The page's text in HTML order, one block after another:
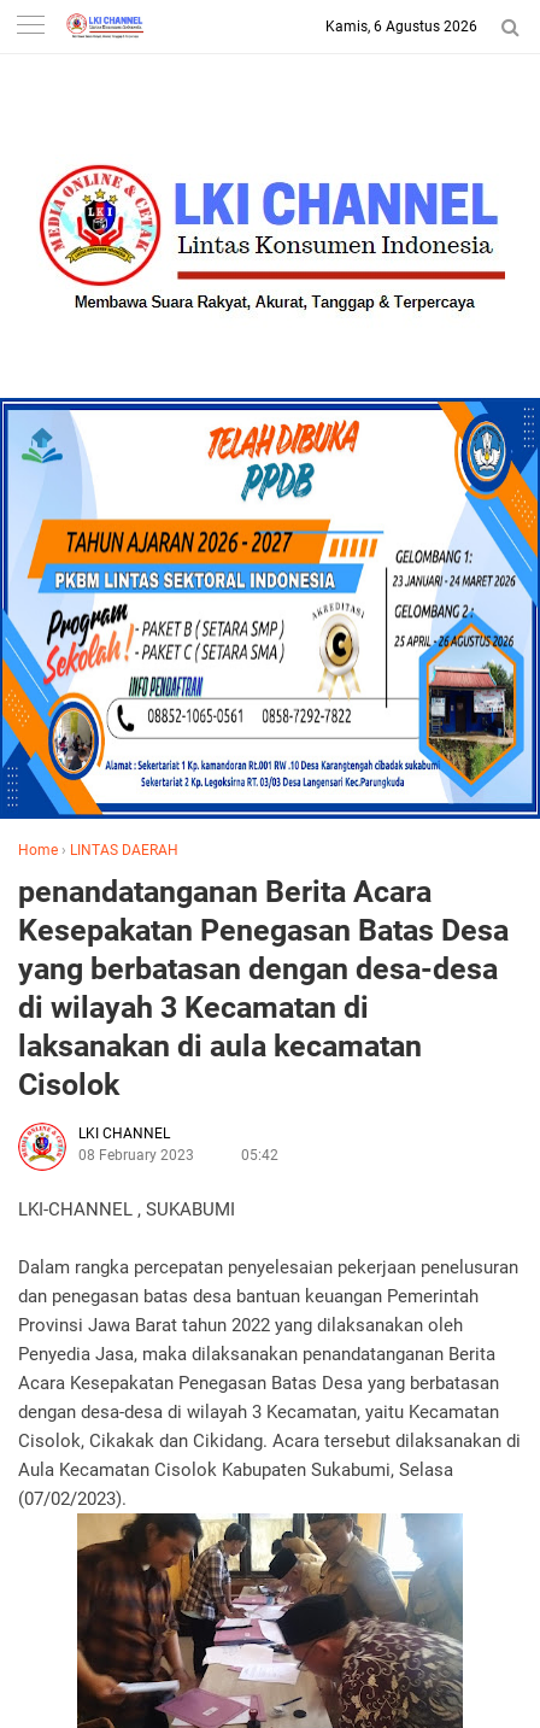
-->
Kamis, 6 Agustus 2026
Home › LINTAS DAERAH
penandatanganan Berita Acara
Kesepakatan Penegasan Batas Desa
yang berbatasan dengan desa-desa
di wilayah 3 Kecamatan di
laksanakan di aula kecamatan
Cisolok
LKI CHANNEL
08 February 2023
05:42
LKI-CHANNEL , SUKABUMI
Dalam rangka percepatan penyelesaian pekerjaan penelusuran
dan penegasan batas desa bantuan keuangan Pemerintah
Provinsi Jawa Barat tahun 2022 yang dilaksanakan oleh
Penyedia Jasa, maka dilaksanakan penandatanganan Berita
Acara Kesepakatan Penegasan Batas Desa yang berbatasan
dengan desa-desa di wilayah 3 Kecamatan, yaitu Kecamatan
Cisolok, Cikakak dan Cikidang. Acara tersebut dilaksanakan di
Aula Kecamatan Cisolok Kabupaten Sukabumi, Selasa
(07/02/2023).